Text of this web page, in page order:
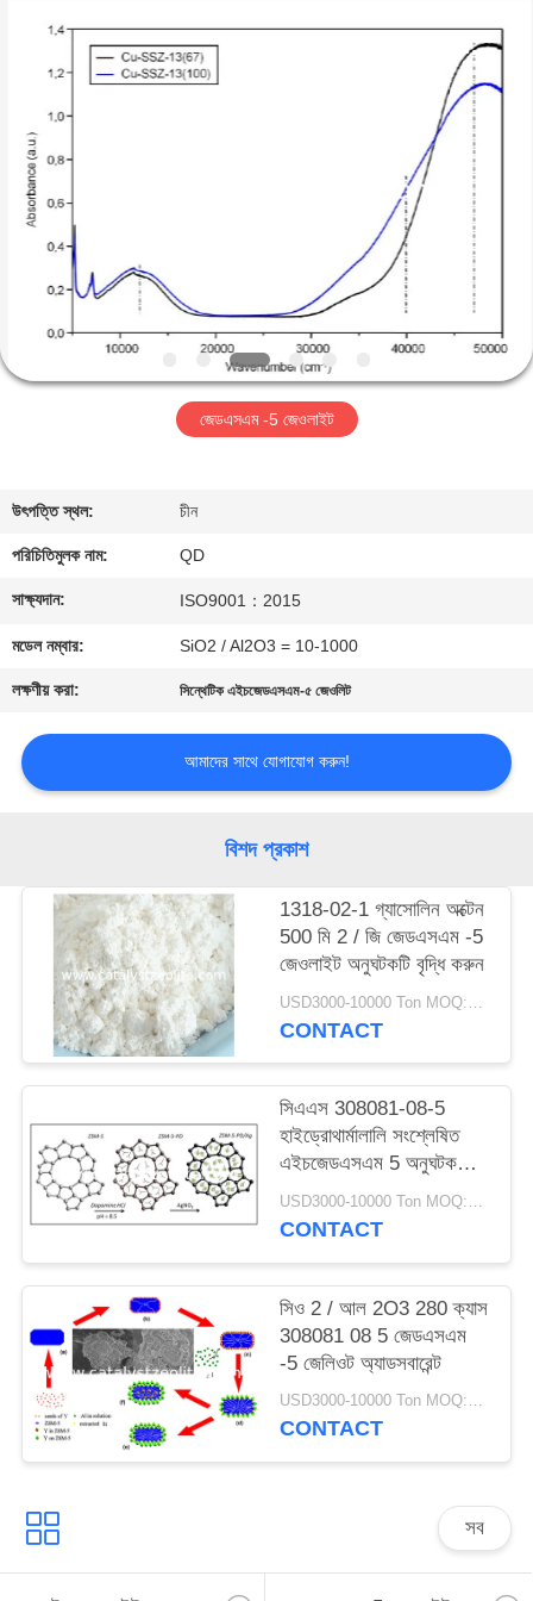
বাড়ি
পণ্য
আমাদের
কারখানা
মান
নিয়ন্ত্রণ
খবর
সাইট
PRIVACY
POLICY
GROUP
CO.,LTD.
Reserved.
জেডএসএম -5 জেওলাইট
উৎপত্তি স্থল: চীন
পরিচিতিমুলক নাম: QD
সাক্ষ্যদান: ISO9001：2015
মডেল নম্বার: SiO2 / Al2O3 = 10-1000
লক্ষণীয় করা: সিন্থেটিক এইচজেডএসএম-৫ জেওলিট
আমাদের সাথে যোগাযোগ করুন!
বিশদ প্রকাশ
1318-02-1 গ্যাসোলিন অক্টেন
500 মি 2 / জি জেডএসএম -5
জেওলাইট অনুঘটকটি বৃদ্ধি করুন
USD3000-10000 Ton MOQ:1 কিলোগ্রাম
CONTACT
সিএএস 308081-08-5
হাইড্রোথার্মালালি সংশ্লেষিত
এইচজেডএসএম 5 অনুঘটক
পাউডার
USD3000-10000 Ton MOQ:1 কিলোগ্রাম
CONTACT
সিও 2 / আল 2O3 280 ক্যাস
308081 08 5 জেডএসএম
-5 জেলিওট অ্যাডসবারেন্ট
USD3000-10000 Ton MOQ:1 কিলোগ্রাম
CONTACT
সব